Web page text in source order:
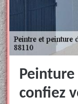
Peinture
confiez